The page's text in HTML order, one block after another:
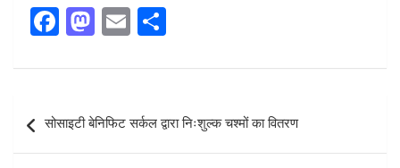
F
ce
o
M
st
o
d
E
ail ar
navigation
सोसाइटी बेनिफिट सर्कल द्वारा निःशुल्क चश्मों का वितरण